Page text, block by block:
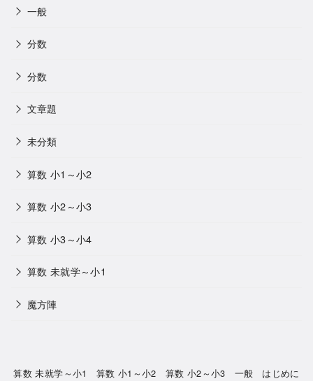
一般
分数
分数
文章題
未分類
算数 小1～小2
算数 小2～小3
算数 小3～小4
算数 未就学～小1
魔方陣
算数 未就学～小1 算数 小1～小2 算数 小2～小3 一般 はじめに